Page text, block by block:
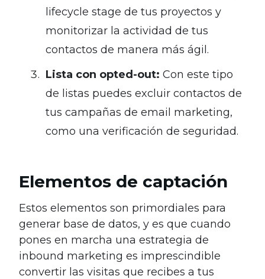
lifecycle stage de tus proyectos y
monitorizar la actividad de tus
contactos de manera más ágil.
Lista con opted-out: Con este tipo
de listas puedes excluir contactos de
tus campañas de email marketing,
como una verificación de seguridad.
Elementos de captación
Estos elementos son primordiales para
generar base de datos, y es que cuando
pones en marcha una estrategia de
inbound marketing es imprescindible
convertir las visitas que recibes a tus